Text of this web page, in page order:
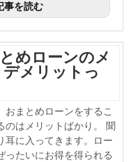
事を読む
めローンのメ
デメリットっ
おまとめローンをするこ
のはメリットばかり。 聞
耳に入ってきます。ロー
ったいにお得を得られる